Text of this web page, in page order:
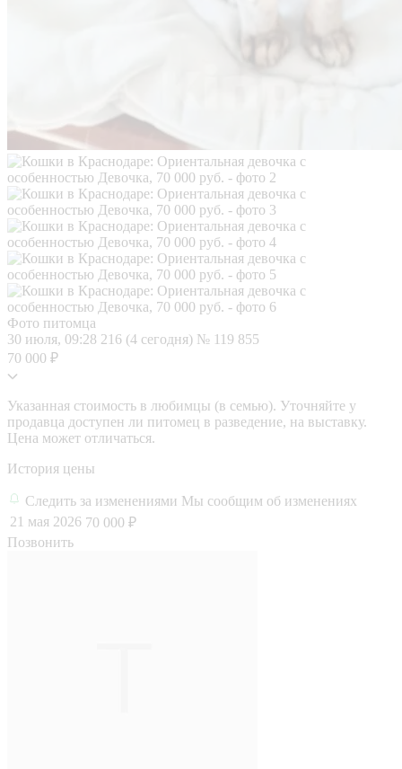
Фото питомца
30 июля, 09:28 216 (4 сегодня) № 119 855
70 000 ₽
Указанная стоимость в любимцы (в семью). Уточняйте у
продавца доступен ли питомец в разведение, на выставку.
Цена может отличаться.
История цены
Следить за изменениями Мы сообщим об изменениях
21 мая 2026 70 000 ₽
Позвонить